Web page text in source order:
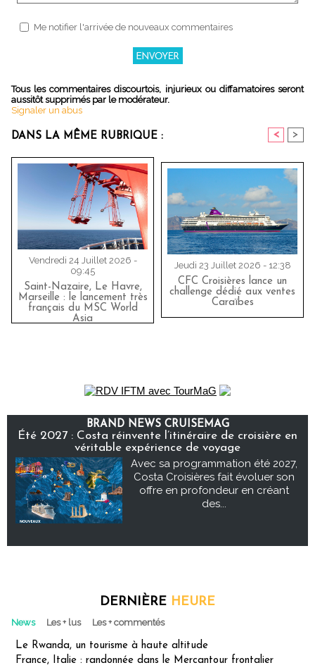
Me notifier l'arrivée de nouveaux commentaires
Tous les commentaires discourtois, injurieux ou diffamatoires seront
aussitôt supprimés par le modérateur.
Signaler un abus
DANS LA MÊME RUBRIQUE : < >
Vendredi 24 Juillet 2026 -
09:45
Saint-Nazaire, Le Havre,
Marseille : le lancement très
français du MSC World
Asia
Jeudi 23 Juillet 2026 - 12:38
CFC Croisières lance un
challenge dédié aux ventes
Caraïbes
BRAND NEWS CRUISEMAG
Été 2027 : Costa réinvente l’itinéraire de croisière en
véritable expérience de voyage
Avec sa programmation été 2027,
Costa Croisières fait évoluer son
offre en profondeur en créant
des...
DERNIÈRE HEURE
News Les + lus Les + commentés
Le Rwanda, un tourisme à haute altitude
France, Italie : randonnée dans le Mercantour frontalier